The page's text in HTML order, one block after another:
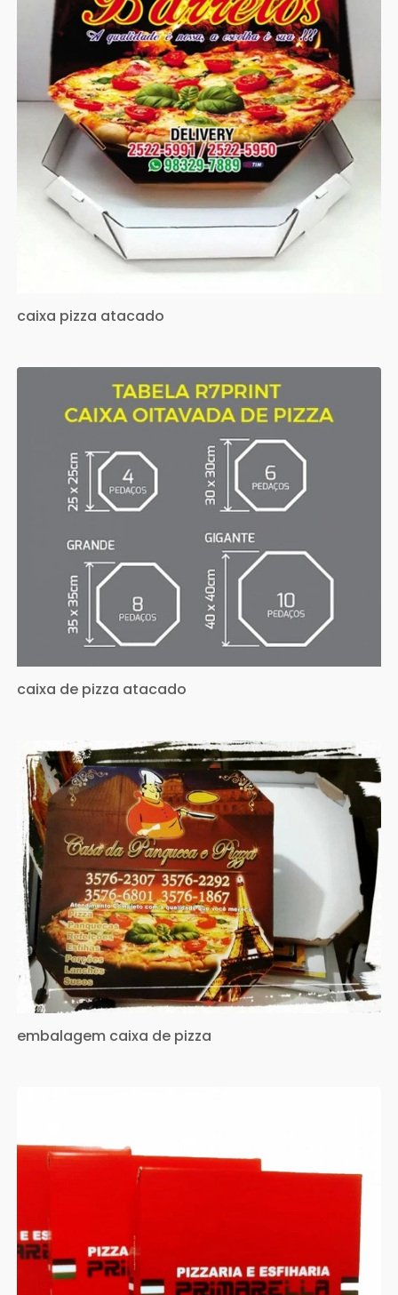
caixa pizza atacado
caixa de pizza atacado
embalagem caixa de pizza